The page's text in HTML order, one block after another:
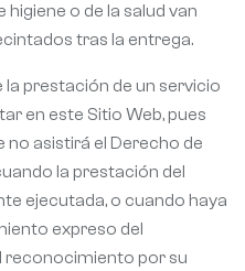
o de la salud van
tras la entrega.
prestación de un servicio
en este Sitio Web, pues
no asistirá el Derecho de
la prestación del
ejecutada, o cuando haya
expreso del
reconocimiento por su